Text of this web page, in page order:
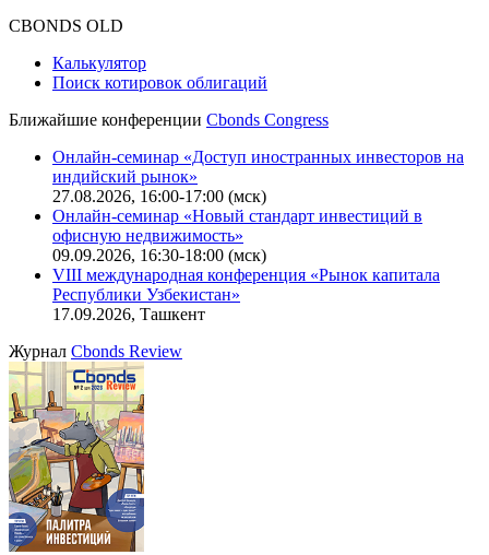
CBONDS OLD
Калькулятор
Поиск котировок облигаций
Ближайшие конференции Cbonds Congress
Онлайн-семинар «Доступ иностранных инвесторов на
индийский рынок»
27.08.2026, 16:00-17:00 (мск)
Онлайн-семинар «Новый стандарт инвестиций в
офисную недвижимость»
09.09.2026, 16:30-18:00 (мск)
VIII международная конференция «Рынок капитала
Республики Узбекистан»
17.09.2026, Ташкент
Журнал Cbonds Review